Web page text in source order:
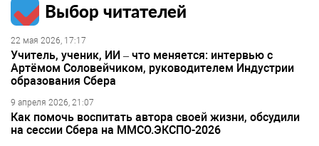
Выбор читателей
22 мая 2026, 17:17
Учитель, ученик, ИИ – что меняется: интервью с
Артёмом Соловейчиком, руководителем Индустрии
образования Сбера
9 апреля 2026, 21:07
Как помочь воспитать автора своей жизни, обсудили
на сессии Сбера на ММСО.ЭКСПО-2026